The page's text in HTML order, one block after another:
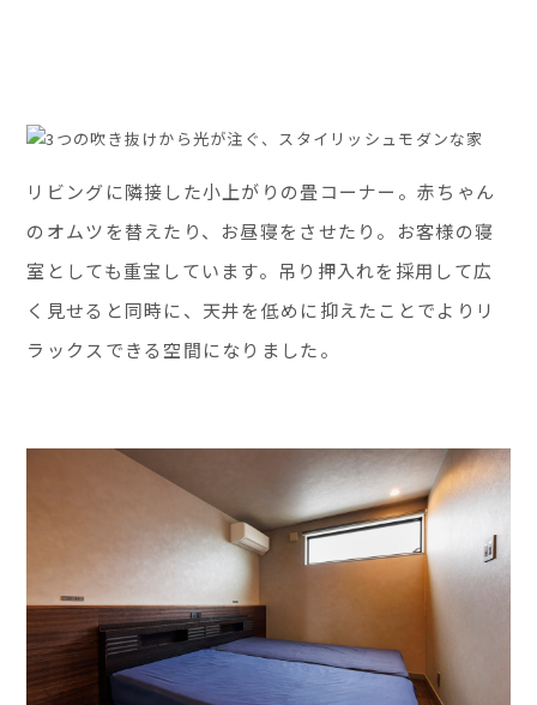
リビングに隣接した小上がりの畳コーナー。赤ちゃん
のオムツを替えたり、お昼寝をさせたり。お客様の寝
室としても重宝しています。吊り押入れを採用して広
く見せると同時に、天井を低めに抑えたことでよりリ
ラックスできる空間になりました。